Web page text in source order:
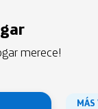
merece!
MÁS